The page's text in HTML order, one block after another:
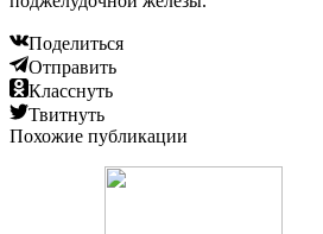
Поделиться
Отправить
Класснуть
Твитнуть
Похожие публикации